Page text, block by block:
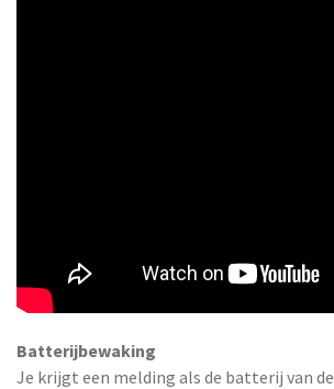
Batterijbewaking
Je krijgt een melding als de batterij van